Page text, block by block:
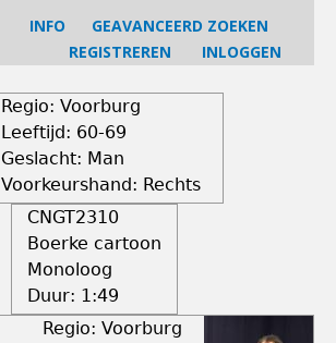
INFO
GEAVANCEERD ZOEKEN
REGISTREREN
INLOGGEN
Regio: Voorburg
Leeftijd: 60-69
Geslacht: Man
Voorkeurshand: Rechts
CNGT2310
Boerke cartoon
Monoloog
Duur: 1:49
Regio: Voorburg